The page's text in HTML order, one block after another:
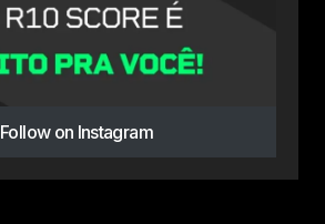
Follow on Instagram